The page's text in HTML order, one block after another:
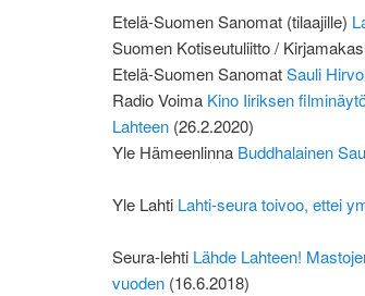
Etelä-Suomen Sanomat (tilaajille)
Suomen Kotiseutuliitto /
Etelä-Suomen SanomatSauli
Radio Voima Kino Iiriksen
Lahteen(26.2.2020)
Yle Hämeenlinna Buddhalainen
Yle Lahti Lahti-seura toivoo, ettei
Seura-lehti Lähde Lahteen!
vuoden(16.6.2018)